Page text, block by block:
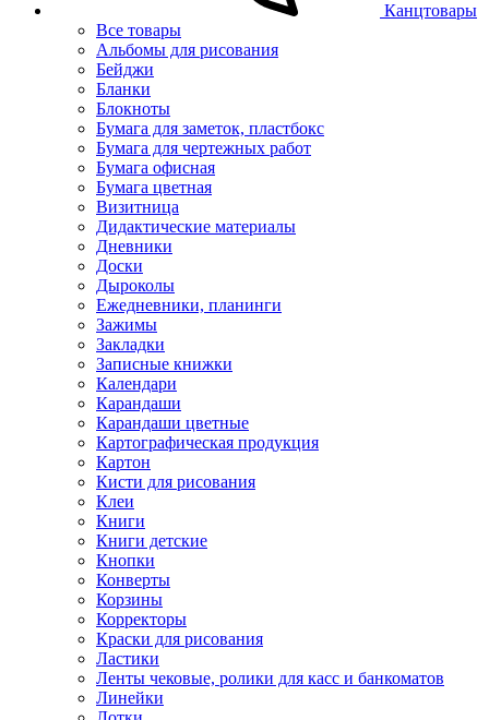
Канцтовары
Все товары
Альбомы для рисования
Бейджи
Бланки
Блокноты
Бумага для заметок, пластбокс
Бумага для чертежных работ
Бумага офисная
Бумага цветная
Визитница
Дидактические материалы
Дневники
Доски
Дыроколы
Ежедневники, планинги
Зажимы
Закладки
Записные книжки
Календари
Карандаши
Карандаши цветные
Картографическая продукция
Картон
Кисти для рисования
Клеи
Книги
Книги детские
Кнопки
Конверты
Корзины
Корректоры
Краски для рисования
Ластики
Ленты чековые, ролики для касс и банкоматов
Линейки